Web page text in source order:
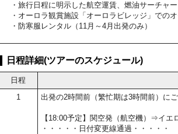
・旅行日程に明示した航空運賃、燃油サーチャ
・オーロラ観賞施設「オーロラビレッジ」でのオ
・防寒服レンタル（11月～4月出発のみ）
日程詳細(ツアーのスケジュール)
日程
1
出発の2時間前（繁忙期は3時間前）にご
【18:00予定】関空発（航空機）⇒イエ
・・・・・日付変更線通過・・・・・